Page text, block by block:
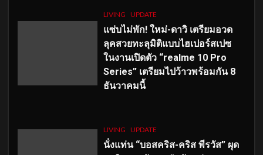
LIVING UPDATE
แซ่บไม่พัก! ใหม่-ดาวิ เตรียมอวด
ลุคสวยทะลุมิติแบบไฮเปอร์สเปซ
ในงานเปิดตัว “realme 10 Pro
Series” เตรียมไปว้าวพร้อมกัน 8
ธันวาคมนี้
LIVING UPDATE
นั่งแท่น “บอสคริส-คริส พีรวัส” ผุด